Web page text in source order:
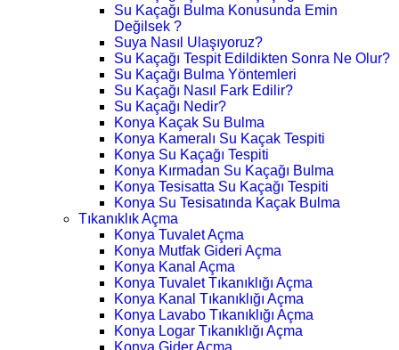
Su Kaçağı Bulma Konusunda Emin
Değilsek ?
Suya Nasıl Ulaşıyoruz?
Su Kaçağı Tespit Edildikten Sonra Ne Olur?
Su Kaçağı Bulma Yöntemleri
Su Kaçağı Nasıl Fark Edilir?
Su Kaçağı Nedir?
Konya Kaçak Su Bulma
Konya Kameralı Su Kaçak Tespiti
Konya Su Kaçağı Tespiti
Konya Kırmadan Su Kaçağı Bulma
Konya Tesisatta Su Kaçağı Tespiti
Konya Su Tesisatında Kaçak Bulma
Tıkanıklık Açma
Konya Tuvalet Açma
Konya Mutfak Gideri Açma
Konya Kanal Açma
Konya Tuvalet Tıkanıklığı Açma
Konya Kanal Tıkanıklığı Açma
Konya Lavabo Tıkanıklığı Açma
Konya Logar Tıkanıklığı Açma